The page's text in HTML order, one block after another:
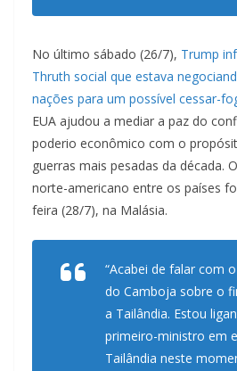
No último sábado (26/7), Trump
Thruth social que estava
nações para um possível cessar-
EUA ajudou a mediar a paz do
poderio econômico com o
guerras mais pesadas da década.
norte-americano entre os países
feira (28/7), na Malásia.
“Acabei de falar com
do Camboja sobre o
a Tailândia. Estou
primeiro-ministro em
Tailândia neste